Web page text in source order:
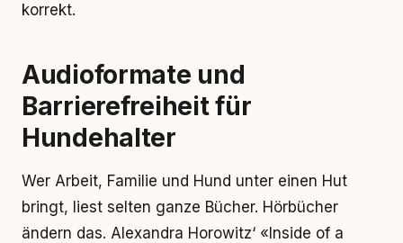
korrekt.
Audioformate und
Barrierefreiheit für
Hundehalter
Wer Arbeit, Familie und Hund unter einen Hut
bringt, liest selten ganze Bücher. Hörbücher
ändern das. Alexandra Horowitz‘ «Inside of a